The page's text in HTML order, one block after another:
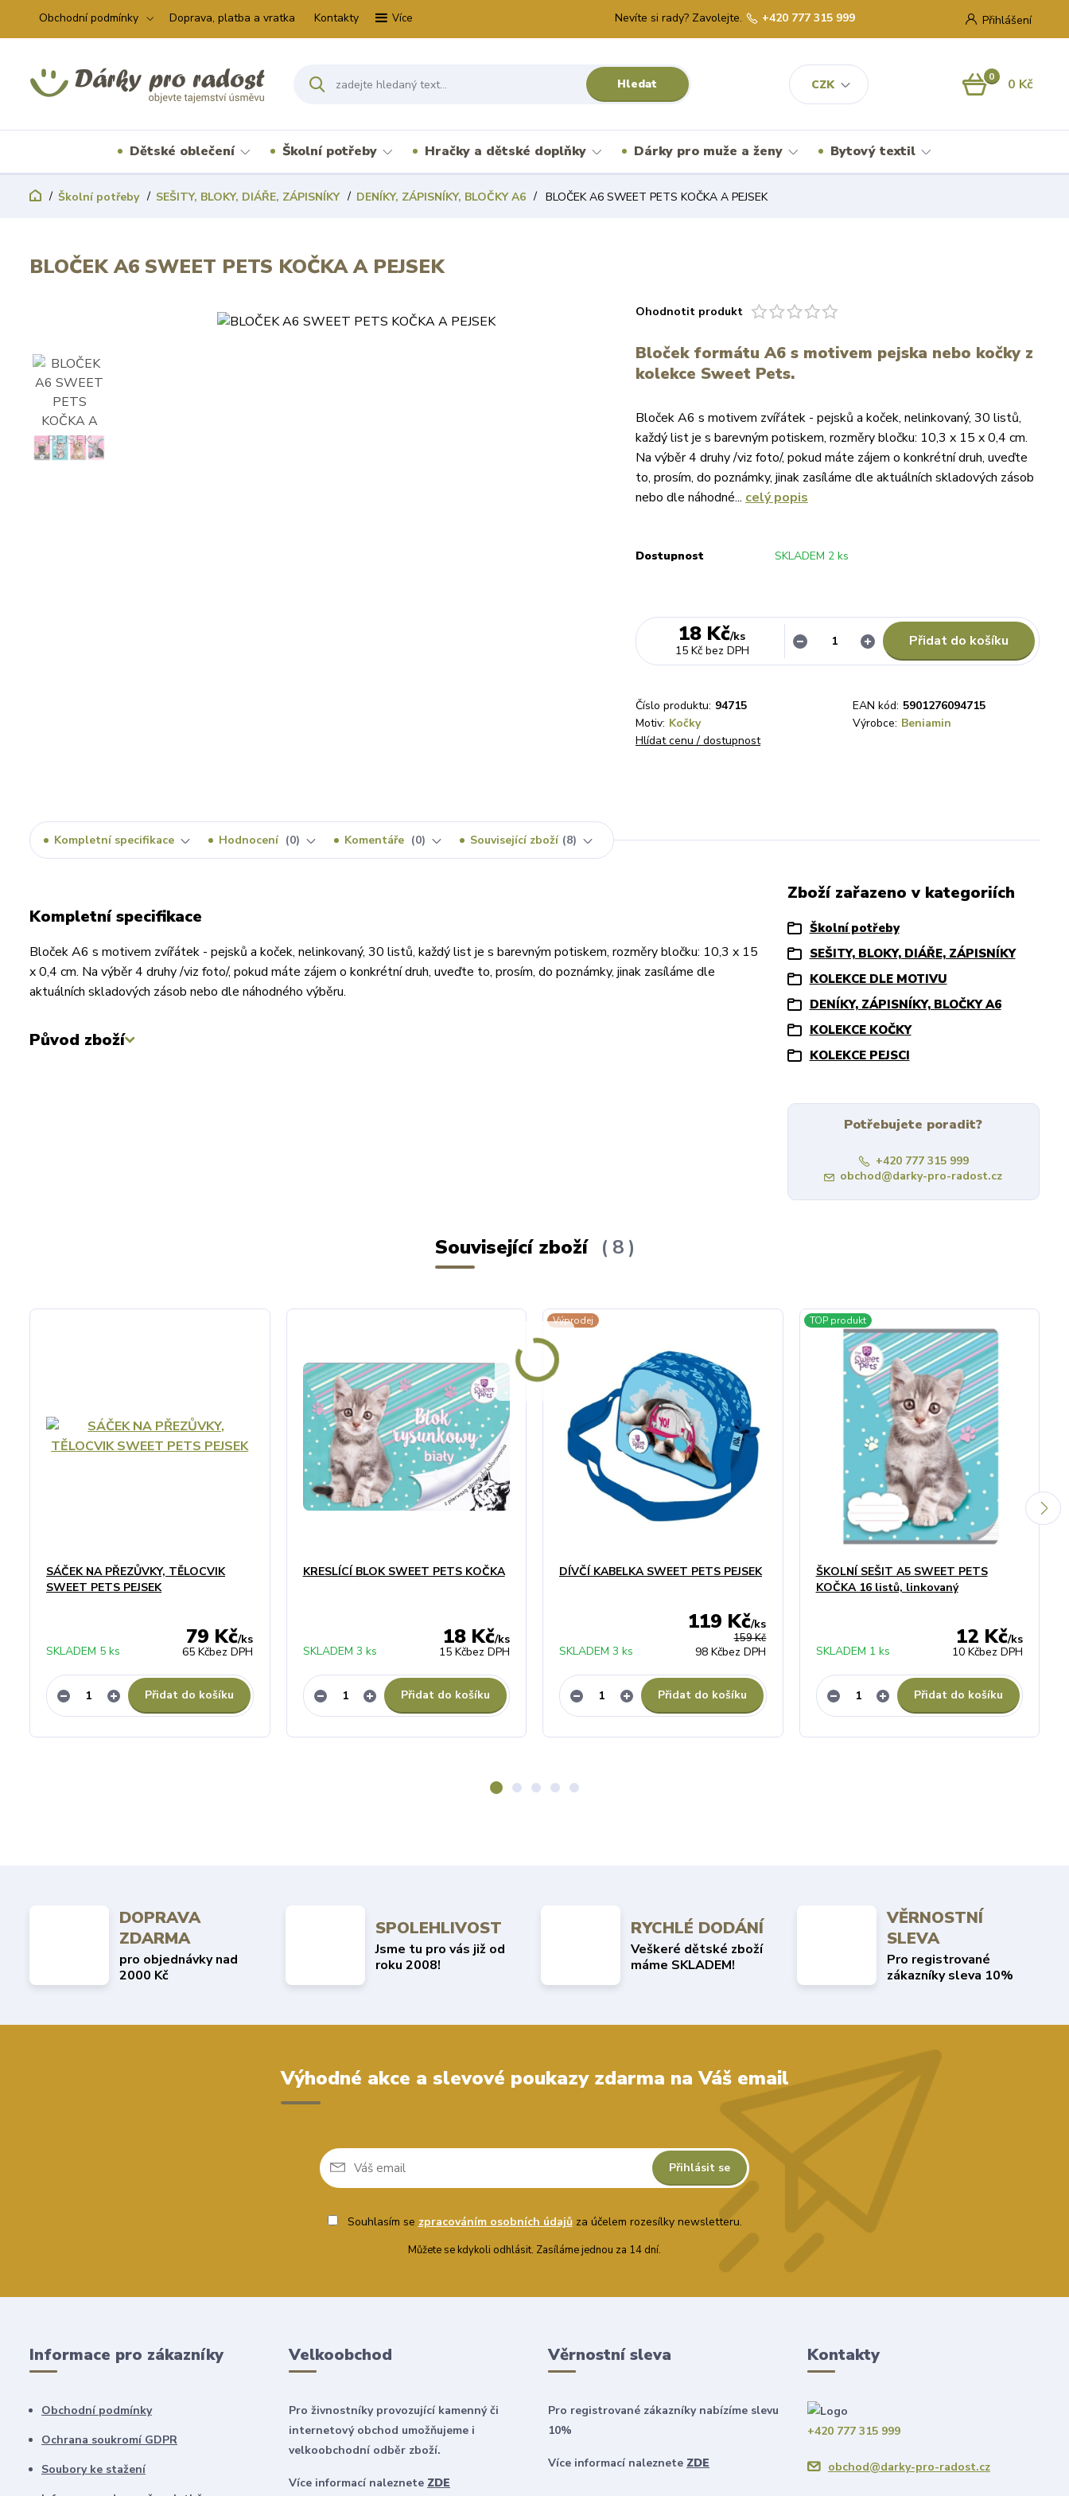
Obchodní podmínky Doprava, platba a vratka Kontakty Více
CZK
Přihlášení
Hledat
Nevíte si rady? Zavolejte. +420 777 315 999
0 0 Kč
Dětské oblečení Školní potřeby Hračky a dětské doplňky Dárky pro muže a ženy Bytový textil
Školní potřeby SEŠITY, BLOKY, DIÁŘE, ZÁPISNÍKY DENÍKY, ZÁPISNÍKY, BLOČKY A6 BLOČEK A6 SWEET PETS KOČKA A PEJSEK
BLOČEK A6 SWEET PETS KOČKA A PEJSEK
Ohodnotit produkt
Bloček formátu A6 s motivem pejska nebo kočky z
kolekce Sweet Pets.
Bloček A6 s motivem zvířátek - pejsků a koček, nelinkovaný, 30 listů,
každý list je s barevným potiskem, rozměry bločku: 10,3 x 15 x 0,4 cm.
Na výběr 4 druhy /viz foto/, pokud máte zájem o konkrétní druh, uveďte
to, prosím, do poznámky, jinak zasíláme dle aktuálních skladových zásob
nebo dle náhodné... celý popis
Dostupnost SKLADEM 2 ks
18 Kč/ks
15 Kč bez DPH
Přidat do košíku
Číslo produktu: 94715 EAN kód: 5901276094715
Motiv: Kočky Výrobce: Beniamin
Hlídat cenu / dostupnost
Kompletní specifikace Hodnocení 0 Komentáře 0 Související zboží 8
Kompletní specifikace
Bloček A6 s motivem zvířátek - pejsků a koček, nelinkovaný, 30 listů, každý list je s barevným potiskem, rozměry bločku: 10,3 x 15
x 0,4 cm. Na výběr 4 druhy /viz foto/, pokud máte zájem o konkrétní druh, uveďte to, prosím, do poznámky, jinak zasíláme dle
aktuálních skladových zásob nebo dle náhodného výběru.
Původ zboží
Zboží zařazeno v kategoriích
Školní potřeby
SEŠITY, BLOKY, DIÁŘE, ZÁPISNÍKY
KOLEKCE DLE MOTIVU
DENÍKY, ZÁPISNÍKY, BLOČKY A6
KOLEKCE KOČKY
KOLEKCE PEJSCI
Potřebujete poradit?
+420 777 315 999
obchod@darky-pro-radost.cz
Související zboží 8
SÁČEK NA PŘEZŮVKY, TĚLOCVIK
SWEET PETS PEJSEK
79 Kč/ks
65 Kčbez DPH
SKLADEM 5 ks
Přidat do košíku
KRESLÍCÍ BLOK SWEET PETS KOČKA
18 Kč/ks
15 Kčbez DPH
SKLADEM 3 ks
Přidat do košíku
Výprodej
DÍVČÍ KABELKA SWEET PETS PEJSEK
159 Kč
119 Kč/ks
98 Kčbez DPH
SKLADEM 3 ks
Přidat do košíku
TOP produkt
ŠKOLNÍ SEŠIT A5 SWEET PETS
KOČKA 16 listů, linkovaný
12 Kč/ks
10 Kčbez DPH
SKLADEM 1 ks
Přidat do košíku
DOPRAVA
ZDARMA
pro objednávky nad
2000 Kč
SPOLEHLIVOST
Jsme tu pro vás již od
roku 2008!
RYCHLÉ DODÁNÍ
Veškeré dětské zboží
máme SKLADEM!
VĚRNOSTNÍ
SLEVA
Pro registrované
zákazníky sleva 10%
Výhodné akce a slevové poukazy zdarma na Váš email
Přihlásit se
Souhlasím se zpracováním osobních údajůza účelem rozesílky newsletteru.
Můžete se kdykoli odhlásit. Zasíláme jednou za 14 dní.
Informace pro zákazníky
Obchodní podmínky
Ochrana soukromí GDPR
Soubory ke stažení
Velkoobchod
Pro živnostníky provozující kamenný či
internetový obchod umožňujeme i
velkoobchodní odběr zboží.
Více informací naleznete ZDE
Věrnostní sleva
Pro registrované zákazníky nabízíme slevu
10%
Více informací naleznete ZDE
Kontakty
+420 777 315 999
obchod@darky-pro-radost.cz